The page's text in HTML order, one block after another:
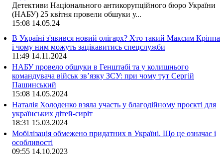
Детективи Національного антикорупційного бюро України
(НАБУ) 25 квітня провели обшуки у...
15:08 14.05.24
В Україні з'явився новий олігарх? Хто такий Максим Кріппа
і чому ним можуть зацікавитись спецслужби
11:49 14.11.2024
НАБУ провело обшуки в Генштабі та у колишнього
командувача військ зв’язку ЗСУ: при чому тут Сергій
Пашинський
15:08 14.05.2024
Наталія Холоденко взяла участь у благодійному проєкті для
українських дітей-сиріт
18:31 15.03.2024
Мобілізація обмежено придатних в Україні. Що це означає і
особливості
09:55 14.10.2023